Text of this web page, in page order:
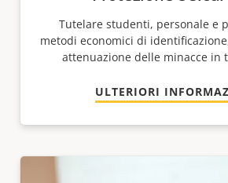
Tutelare studenti, personale e
metodi economici di
attenuazione delle minacce in
ULTERIORI